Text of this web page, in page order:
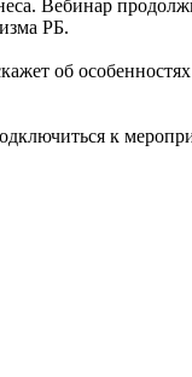
Вебинар
РБ.
об
к